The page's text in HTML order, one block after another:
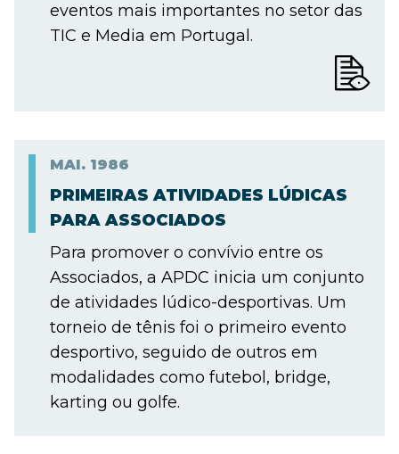
eventos mais importantes no setor das
TIC e Media em Portugal.
MAI. 1986
PRIMEIRAS ATIVIDADES LÚDICAS
PARA ASSOCIADOS
Para promover o convívio entre os
Associados, a APDC inicia um conjunto
de atividades lúdico-desportivas. Um
torneio de tênis foi o primeiro evento
desportivo, seguido de outros em
modalidades como futebol, bridge,
karting ou golfe.